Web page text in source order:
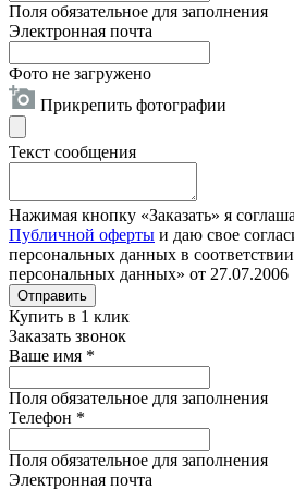
Поля обязательное для заполнения
Электронная почта
Фото не загружено
Прикрепить фотографии
Текст сообщения
Нажимая кнопку «Заказать» я
Публичной оферты и даю свое
персональных данных в
персональных данных» от 27.07.2006
Отправить
Купить в 1 клик
Заказать звонок
Ваше имя *
Поля обязательное для заполнения
Телефон *
Поля обязательное для заполнения
Электронная почта